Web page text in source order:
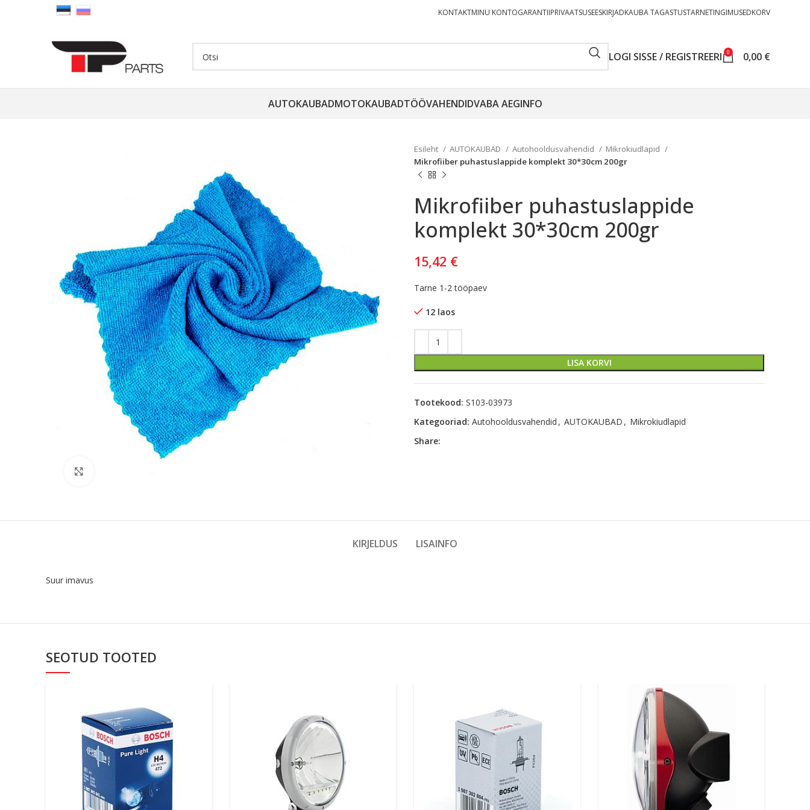
KONTAKTMINU KONTOGARANTIIPRIVAATSUSEESKIRJADKAUBA TAGASTUSTARNETINGIMUSEDKORV
LOGI SISSE / REGISTREERI 0 0,00 €
AUTOKAUBADMOTOKAUBADTÖÖVAHENDIDVABA AEGINFO
Esileht AUTOKAUBAD Autohooldusvahendid
Mikrokiudlapid
Mikrofiiber puhastuslappide komplekt 30*30cm 200gr
Mikrofiiber puhastuslappide
komplekt 30*30cm 200gr
15,42 €
Tarne 1-2 tööpaev
12 laos
LISA KORVI
Tootekood: S103-03973
Kategooriad: Autohooldusvahendid , AUTOKAUBAD , Mikrokiudlapid
Share:
KIRJELDUS LISAINFO
Suur imavus
SEOTUD TOOTED